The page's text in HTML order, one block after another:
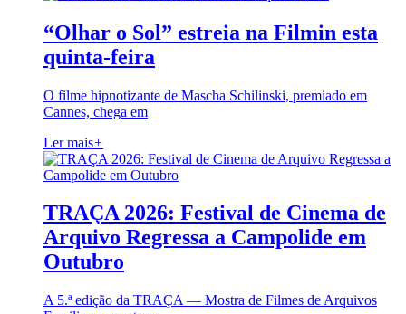
“Olhar o Sol” estreia na Filmin esta
quinta-feira
O filme hipnotizante de Mascha Schilinski, premiado em
Cannes, chega em
Ler mais+
TRAÇA 2026: Festival de Cinema de
Arquivo Regressa a Campolide em
Outubro
A 5.ª edição da TRAÇA — Mostra de Filmes de Arquivos